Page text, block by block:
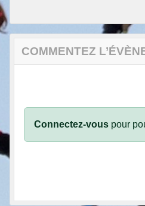
COMMENTEZ
Connectez-vous pour